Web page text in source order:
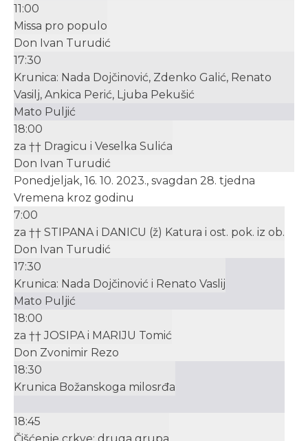
11:00
Missa pro populo
Don Ivan Turudić
17:30
Krunica: Nada Dojčinović, Zdenko Galić, Renato
Vasilj, Ankica Perić, Ljuba Pekušić
Mato Puljić
18:00
za †† Dragicu i Veselka Sulića
Don Ivan Turudić
Ponedjeljak, 16. 10. 2023., svagdan 28. tjedna
Vremena kroz godinu
7:00
za †† STIPANA i DANICU (ž) Katura i ost. pok. iz ob.
Don Ivan Turudić
17:30
Krunica: Nada Dojčinović i Renato Vaslij
Mato Puljić
18:00
za †† JOSIPA i MARIJU Tomić
Don Zvonimir Rezo
18:30
Krunica Božanskoga milosrđa
18:45